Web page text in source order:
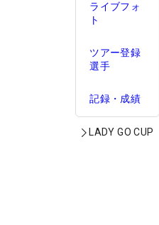
ライブフォ
ト
ツアー登録
選手
記録・成績
LADY GO CUP